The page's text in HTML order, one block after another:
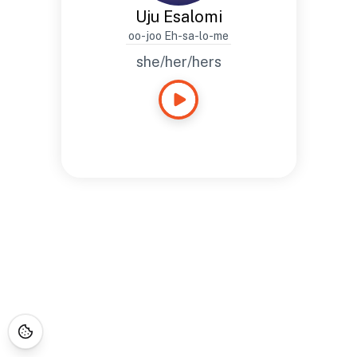
Uju Esalomi
oo-joo Eh-sa-lo-me
she/her/hers